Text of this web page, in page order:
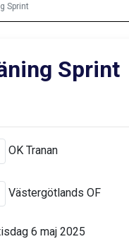
Sprint
Sprint
OK Tranan
Västergötlands OF
6 maj 2025